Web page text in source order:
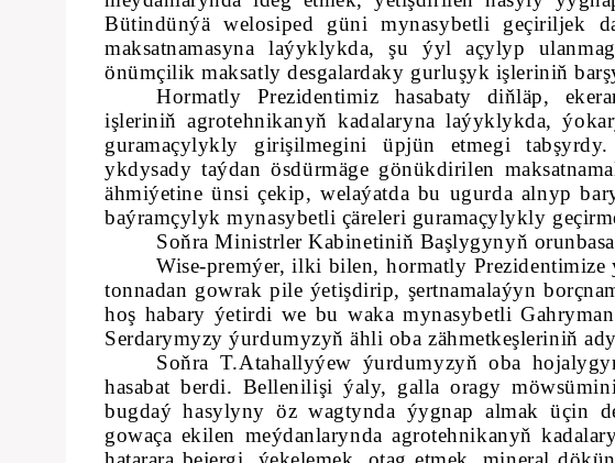
Bütindünýä welosiped güni mynasybetli geçiriljek
maksatnamasyna laýyklykda, şu ýyl açylyp
önümçilik maksatly desgalardaky gurluşyk işleriniň
Hormatly Prezidentimiz hasabaty diňläp,
işleriniň agrotehnikanyň kadalaryna laýyklykda,
guramaçylykly girişilmegini üpjün etmegi
ykdysady taýdan ösdürmäge gönükdirilen
ähmiýetine ünsi çekip, welaýatda bu ugurda alnyp
baýramçylyk mynasybetli çäreleri guramaçylykly
Soňra Ministrler Kabinetiniň Başlygynyň
Wise-premýer, ilki bilen, hormatly
tonnadan gowrak pile ýetişdirip, şertnamalaýyn
hoş habary ýetirdi we bu waka mynasybetli
Serdarymyzy ýurdumyzyň ähli oba zähmetkeşleriniň
Soňra T.Atahallyýew ýurdumyzyň oba
hasabat berdi. Bellenilişi ýaly, galla oragy
bugdaý hasylyny öz wagtynda ýygnap almak üçin
gowaça ekilen meýdanlarynda agrotehnikanyň